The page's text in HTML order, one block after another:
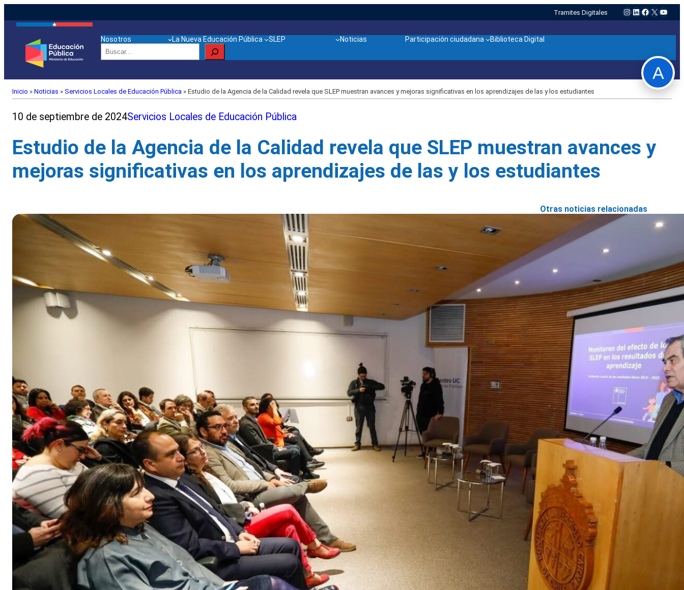
Tramites Digitales Instagram
LinkedIn
Facebook
X
Nosotros La Nueva Educación Pública SLEP Noticias Participación ciudadana
Biblioteca Digital
Buscar
Inicio » Noticias » Servicios Locales de Educación Pública » Estudio de la Agencia de la Calidad revela que SLEP muestran avances y mejoras significativas en los aprendizajes de las y los estudiantes
10 de septiembre de 2024Servicios Locales de Educación Pública
Estudio de la Agencia de la Calidad revela que SLEP muestran avances y
mejoras significativas en los aprendizajes de las y los estudiantes
Otras noticias relacionadas
Ministro de Educación visitó
los SLEP de Andalién Costa y
Andalién Sur para conocer
obras de infraestructura
Directores de Servicios
Locales se reúnen para
fortalecer el trabajo en red y
profundizar en avances de
aprendizajes
A